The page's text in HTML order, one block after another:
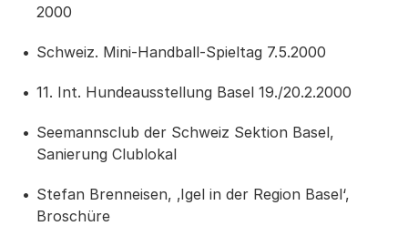
2000
Schweiz. Mini-Handball-Spieltag 7.5.2000
11. Int. Hundeausstellung Basel 19./20.2.2000
Seemannsclub der Schweiz Sektion Basel,
Sanierung Clublokal
Stefan Brenneisen, ‚Igel in der Region Basel‘,
Broschüre